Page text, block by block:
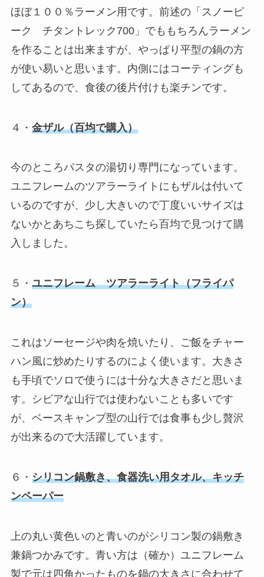
ほぼ１００％ラーメン用です。前述の「スノーピ
ーク チタントレック700」でももちろんラーメン
を作ることは出来ますが、やっぱり平型の鍋の方
が使い易いと思います。内側にはコーティングも
してあるので、食後の後片付けも楽チンです。
４・ 金ザル（百均で購入）
今のところパスタの湯切り専門になっています。
ユニフレームのツアラーライトにもザルは付いて
いるのですが、少し大きいので丁度いいサイズは
ないかとあちこち探していたら百均で見つけて購
入しました。
５・ ユニフレーム ツアラーライト（フライパ
ン）
これはソーセージや肉を焼いたり、ご飯をチャー
ハン風に炒めたりするのによく使います。大きさ
も手頃でソロで使うには十分な大きさだと思いま
す。シビアな山行では使わないことも多いです
が、ベースキャンプ型の山行では食事も少し贅沢
が出来るので大活躍しています。
６・ シリコン鍋敷き、食器洗い用タオル、キッチ
ンペーパー
上の丸い黄色いのと青いのがシリコン製の鍋敷き
兼鍋つかみです。青い方は（確か）ユニフレーム
製で元は四角かったものを鍋の大きさに合わせて